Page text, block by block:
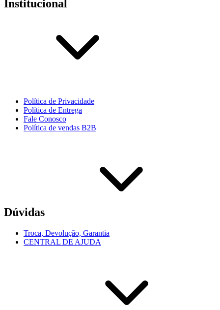
Institucional
Política de Privacidade
Política de Entrega
Fale Conosco
Política de vendas B2B
Dúvidas
Troca, Devolução, Garantia
CENTRAL DE AJUDA